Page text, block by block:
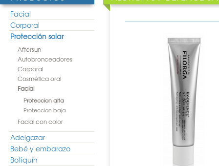
Facial
Corporal
Protección solar
Aftersun
Autobronceadores
Corporal
Cosmética oral
Facial
Proteccion alta
Proteccion baja
Facial con color
Adelgazar
Bebé y embarazo
Botiquín